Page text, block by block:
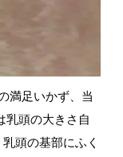
満足いかず、当
乳頭の大きさ自
頭の基部にふく